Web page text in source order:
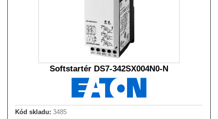
Softstartér DS7-342SX004N0-N
Kód skladu: 3485